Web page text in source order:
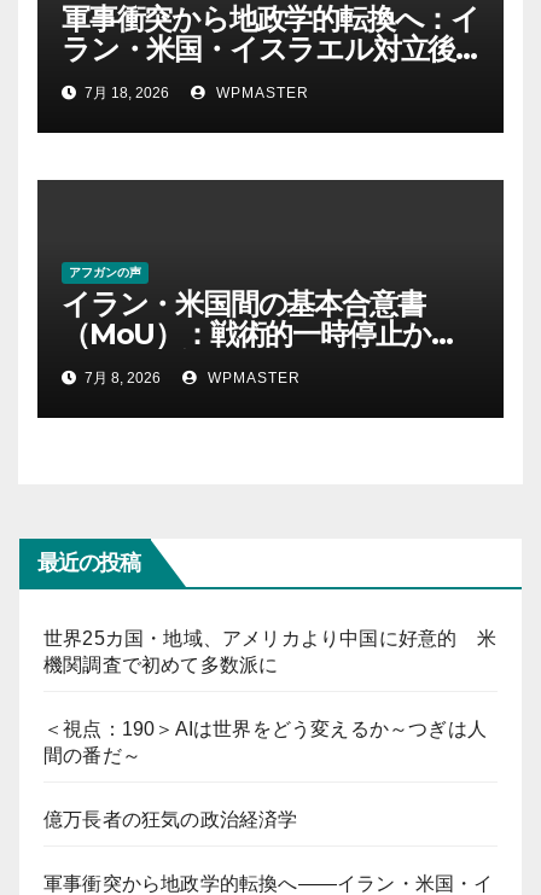
軍事衝突から地政学的転換へ：イ
ラン・米国・イスラエル対立後
の中東における権力・抵抗・世
界秩序の再定義ー第１部
7月 18, 2026 WPMASTER
アフガンの声
イラン・米国間の基本合意書
（MoU）：戦術的一時停止か、
それとも新たな地域秩序の始ま
りか？ Part-2
7月 8, 2026 WPMASTER
最近の投稿
世界25カ国・地域、アメリカより中国に好意的 米
機関調査で初めて多数派に
＜視点：190＞AIは世界をどう変えるか～つぎは人
間の番だ～
億万長者の狂気の政治経済学
軍事衝突から地政学的転換へ――イラン・米国・イ